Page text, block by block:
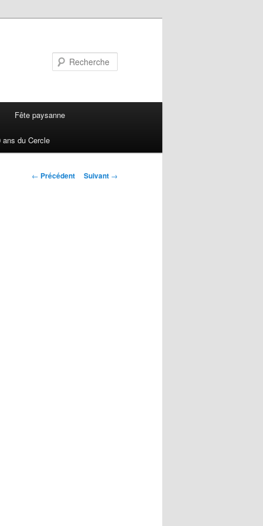
Fête paysanne
du Cercle
Navigation
← Précédent Suivant →